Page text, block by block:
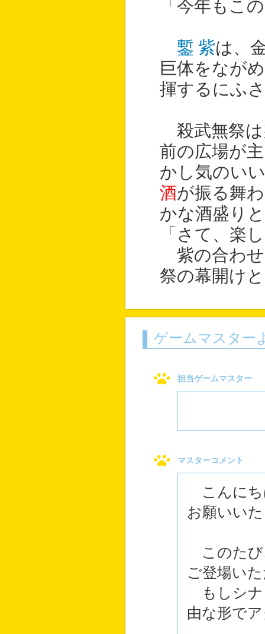
「今年もこ
鏨 紫は、
巨体をなが
揮するにふ
殺武無祭は
前の広場が
かし気のい
酒が振る舞
かな酒盛り
「さて、楽
紫の合わせ
祭の幕開け
ゲームマスター
担当ゲームマスター
マスターコメント
こんにち
お願いい
このたび
ご登場い
もしシナ
由な形で